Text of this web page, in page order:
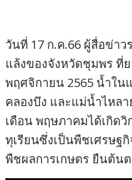
วันที่ 17 ก.ค.66 ผู้สื่อข่า
แล้งของจังหวัดชุมพร ที่
พฤศจิกายน 2565 น้ำใน
คลองบึง และแม่น้ำไหล
เดือน พฤษภาคมได้เกิด
ทุเรียนซึ่งเป็นพืชเศรษฐ
พืชผลการเกษตร ยืนต้น